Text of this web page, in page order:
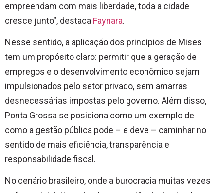
empreendam com mais liberdade, toda a cidade
cresce junto”, destaca Faynara.
Nesse sentido, a aplicação dos princípios de Mises
tem um propósito claro: permitir que a geração de
empregos e o desenvolvimento econômico sejam
impulsionados pelo setor privado, sem amarras
desnecessárias impostas pelo governo. Além disso,
Ponta Grossa se posiciona como um exemplo de
como a gestão pública pode – e deve – caminhar no
sentido de mais eficiência, transparência e
responsabilidade fiscal.
No cenário brasileiro, onde a burocracia muitas vezes